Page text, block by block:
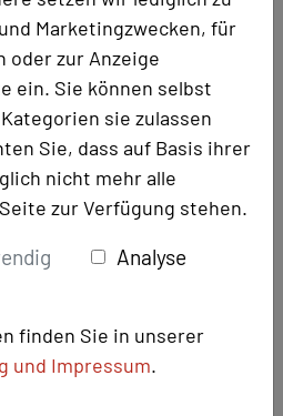
Marketingzwecken, für
oder zur Anzeige
ein. Sie können selbst
sie zulassen
Sie, dass auf Basis ihrer
nicht mehr alle
zur Verfügung stehen.
Analyse
finden Sie in unserer
und Impressum.
bei schönem
möglich. Die Speisen
serviert, um Ihnen
zu gewähren.
nein
nein
schafft
Ambiente
Arbeitsort.
Sie schnell in
Innenhof.